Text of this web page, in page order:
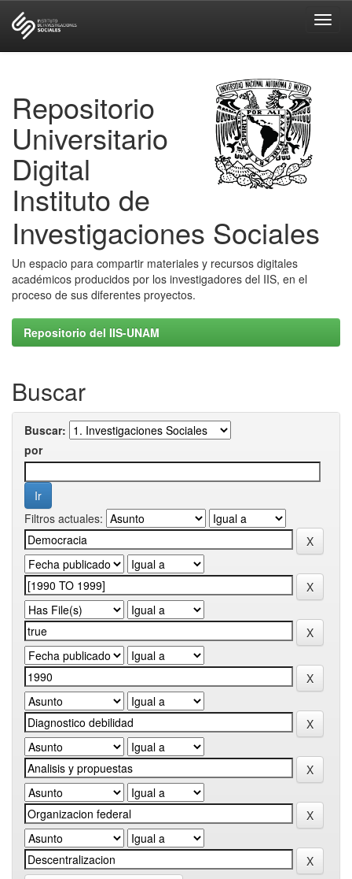
Repositorio
Universitario
Digital
Instituto de
Investigaciones Sociales
Un espacio para compartir materiales y recursos digitales
académicos producidos por los investigadores del IIS, en el
proceso de sus diferentes proyectos.
Repositorio del IIS-UNAM
Buscar
Buscar:
por
Filtros actuales: